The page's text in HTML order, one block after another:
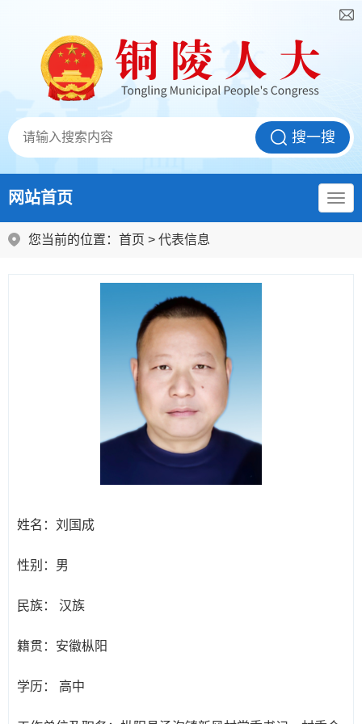
网站首页
您当前的位置： 首页 > 代表信息
姓名： 刘国成
性别： 男
民族： 汉族
籍贯： 安徽枞阳
学历： 高中